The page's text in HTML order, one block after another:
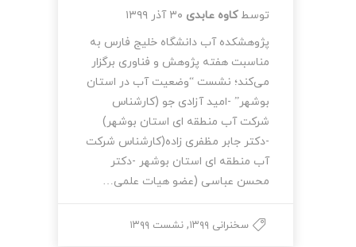
توسطکاوه عابدی ۳۰ آذر ۱۳۹۹
پژوهشکده آب دانشگاه خلیج فارس به
مناسبت هفته پژوهش و فناوری برگزار
می‌کند؛ نشست “وضعیت آب در استان
بوشهر” -امید آزادی جو (کارشناس
شرکت آب منطقه ای استان بوشهر)
-دکتر جابر مظفری زاده(کارشناس شرکت
آب منطقه ای استان بوشهر -دکتر
محسن عباسی (عضو هیات علمی…
سخنرانی ۱۳۹۹ , نشست ۱۳۹۹